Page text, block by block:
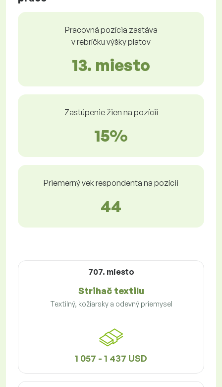
Pracovná pozícia zastáva
v rebríčku výšky platov
13. miesto
Zastúpenie žien na pozícii
15%
Priemerný vek respondenta na pozícii
44
707. miesto
Strihač textilu
Textilný, kožiarsky a odevný priemysel
1 057 - 1 437 USD